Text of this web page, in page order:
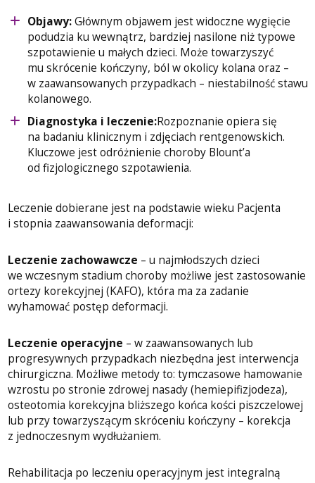
Objawy:Głównym objawem jest widoczne wygięcie
podudzia ku wewnątrz, bardziej nasilone niż typowe
szpotawienie u małych dzieci. Może towarzyszyć
mu skrócenie kończyny, ból w okolicy kolana oraz –
w zaawansowanych przypadkach – niestabilność stawu
kolanowego.
Diagnostyka i leczenie:Rozpoznanie opiera się
na badaniu klinicznym i zdjęciach rentgenowskich.
Kluczowe jest odróżnienie choroby Blount’a
od fizjologicznego szpotawienia.
Leczenie dobierane jest na podstawie wieku Pacjenta
i stopnia zaawansowania deformacji:
Leczenie zachowawcze – u najmłodszych dzieci
we wczesnym stadium choroby możliwe jest zastosowanie
ortezy korekcyjnej (KAFO), która ma za zadanie
wyhamować postęp deformacji.
Leczenie operacyjne – w zaawansowanych lub
progresywnych przypadkach niezbędna jest interwencja
chirurgiczna. Możliwe metody to: tymczasowe hamowanie
wzrostu po stronie zdrowej nasady (hemiepifizjodeza),
osteotomia korekcyjna bliższego końca kości piszczelowej
lub przy towarzyszącym skróceniu kończyny – korekcja
z jednoczesnym wydłużaniem.
Rehabilitacja po leczeniu operacyjnym jest integralną